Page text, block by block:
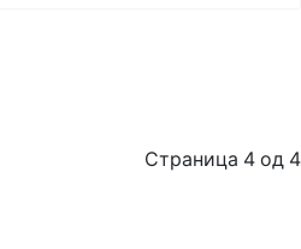
Страница 4 од 4